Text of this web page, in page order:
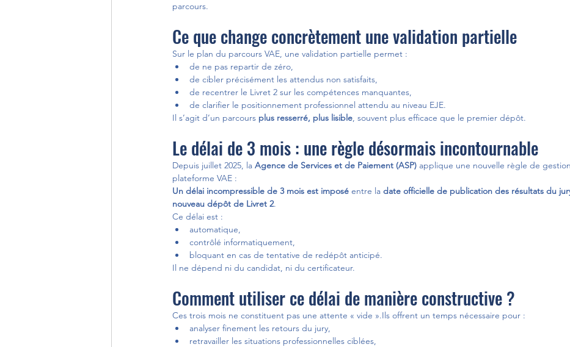
parcours.
Ce que change concrètement une validation partielle
Sur le plan du parcours VAE, une validation partielle permet :
de ne pas repartir de zéro,
de cibler précisément les attendus non satisfaits,
de recentrer le Livret 2 sur les compétences manquantes,
de clarifier le positionnement professionnel attendu au niveau EJE.
Il s’agit d’un parcours plus resserré, plus lisible, souvent plus efficace que le premier dépôt.
Le délai de 3 mois : une règle désormais incontournable
Depuis juillet 2025, la Agence de Services et de Paiement (ASP) applique une nouvelle règle de
plateforme VAE :
Un délai incompressible de 3 mois est imposé entre la date officielle de publication des résultats du
nouveau dépôt de Livret 2.
Ce délai est :
automatique,
contrôlé informatiquement,
bloquant en cas de tentative de redépôt anticipé.
Il ne dépend ni du candidat, ni du certificateur.
Comment utiliser ce délai de manière constructive ?
Ces trois mois ne constituent pas une attente « vide ».Ils offrent un temps nécessaire pour :
analyser finement les retours du jury,
retravailler les situations professionnelles ciblées,